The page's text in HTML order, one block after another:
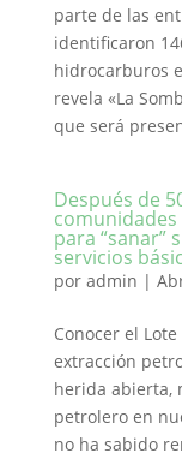
parte de las
identificaron
hidrocarburos
revela «La
que será
Después de
comunidades
para “sanar”
servicios
por admin |
Conocer el
extracción
herida abierta,
petrolero en
no ha sabido